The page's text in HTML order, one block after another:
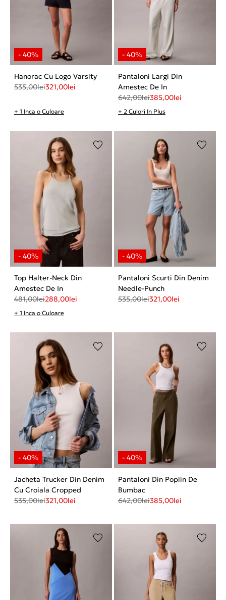
Hanorac Cu Logo Varsity
535,00lei321,00lei
+ 1 Inca o Culoare
Pantaloni Largi Din
Amestec De In
642,00lei385,00lei
+ 2 Culori In Plus
Top Halter-Neck Din
Amestec De In
481,00lei288,00lei
+ 1 Inca o Culoare
Pantaloni Scurti Din Denim
Needle-Punch
535,00lei321,00lei
Jacheta Trucker Din Denim
Cu Croiala Cropped
535,00lei321,00lei
Pantaloni Din Poplin De
Bumbac
642,00lei385,00lei